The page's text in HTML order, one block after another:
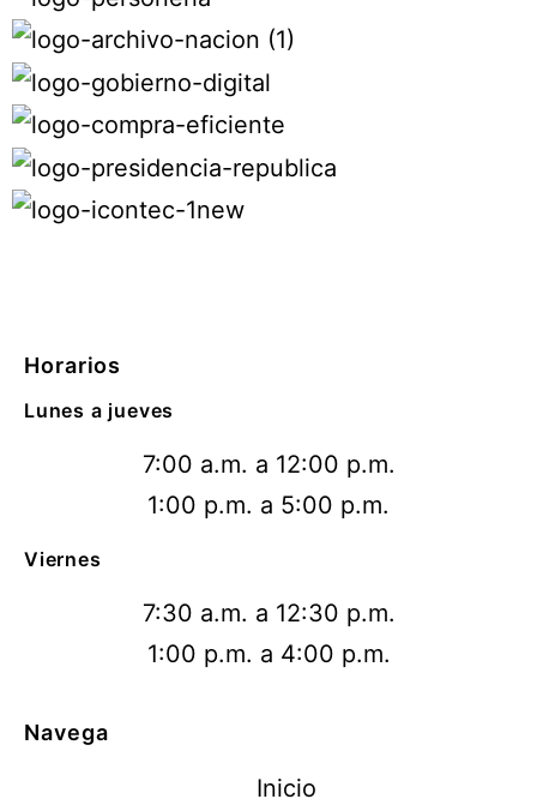
Horarios
Lunes a jueves
7:00 a.m. a 12:00 p.m.
1:00 p.m. a 5:00 p.m.
Viernes
7:30 a.m. a 12:30 p.m.
1:00 p.m. a 4:00 p.m.
Navega
Inicio